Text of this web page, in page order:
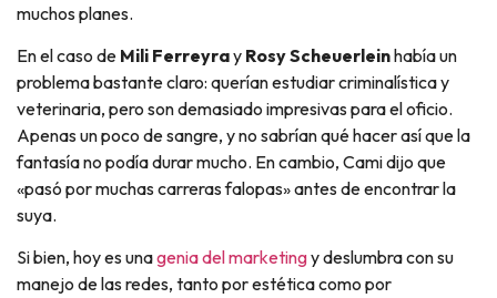
muchos planes.
En el caso de Mili Ferreyray Rosy Scheuerleinhabía un
problema bastante claro: querían estudiar criminalística y
veterinaria, pero son demasiado impresivas para el oficio.
Apenas un poco de sangre, y no sabrían qué hacer así que la
fantasía no podía durar mucho. En cambio, Cami dijo que
«pasó por muchas carreras falopas» antes de encontrar la
suya.
Si bien, hoy es unagenia del marketingy deslumbra con su
manejo de las redes, tanto por estética como por